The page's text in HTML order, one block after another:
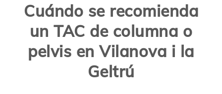
Cuándo se recomienda
un TAC de columna o
pelvis en Vilanova i la
Geltrú